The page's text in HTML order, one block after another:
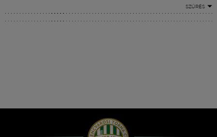
SZŰRÉS
Hírek